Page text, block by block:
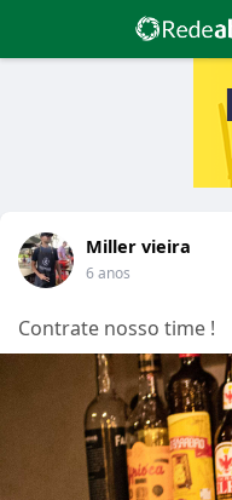
Miller vieira
6 anos
Contrate nosso time !